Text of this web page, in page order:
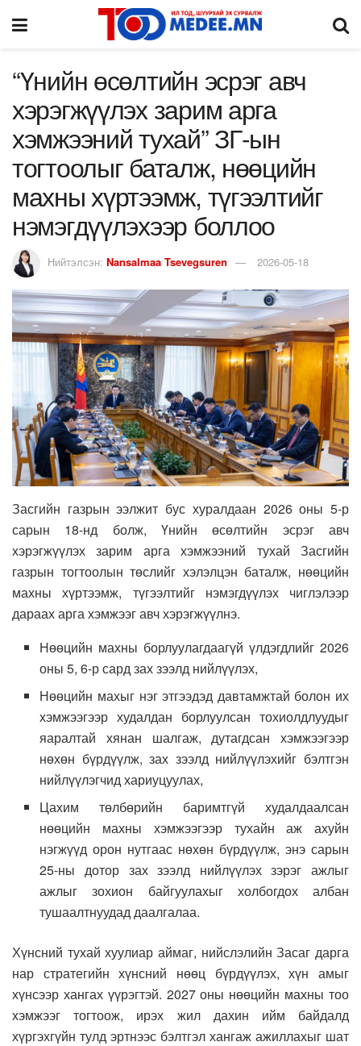
“Үнийн өсөлтийн эсрэг авч
хэрэгжүүлэх зарим арга
хэмжээний тухай” ЗГ-ын
тогтоолыг баталж, нөөцийн
махны хүртээмж, түгээлтийг
нэмэгдүүлэхээр боллоо
Нийтэлсэн: Nansalmaa Tsevegsuren 2026-05-18
Засгийн газрын ээлжит бус хуралдаан 2026 оны 5-р
сарын 18-нд болж, Үнийн өсөлтийн эсрэг авч
хэрэгжүүлэх зарим арга хэмжээний тухай Засгийн
газрын тогтоолын төслийг хэлэлцэн баталж, нөөцийн
махны хүртээмж, түгээлтийг нэмэгдүүлэх чиглэлээр
дараах арга хэмжээг авч хэрэгжүүлнэ.
Нөөцийн махны борлуулагдаагүй үлдэгдлийг 2026
оны 5, 6-р сард зах зээлд нийлүүлэх,
Нөөцийн махыг нэг этгээдэд давтамжтай болон их
хэмжээгээр худалдан борлуулсан тохиолдлуудыг
яаралтай хянан шалгаж, дутагдсан хэмжээгээр
нөхөн бүрдүүлж, зах зээлд нийлүүлэхийг бэлтгэн
нийлүүлэгчид хариуцуулах,
Цахим төлбөрийн баримтгүй худалдаалсан
нөөцийн махны хэмжээгээр тухайн аж ахуйн
нэгжүүд орон нутгаас нөхөн бүрдүүлж, энэ сарын
25-ны дотор зах зээлд нийлүүлэх зэрэг ажлыг
ажлыг зохион байгуулахыг холбогдох албан
тушаалтнуудад даалгалаа.
Хүнсний тухай хуулиар аймаг, нийслэлийн Засаг дарга
нар стратегийн хүнсний нөөц бүрдүүлэх, хүн амыг
хүнсээр хангах үүрэгтэй. 2027 оны нөөцийн махны тоо
хэмжээг тогтоож, ирэх жил дахин ийм байдалд
хүргэхгүйн тулд эртнээс бэлтгэл хангаж ажиллахыг шат